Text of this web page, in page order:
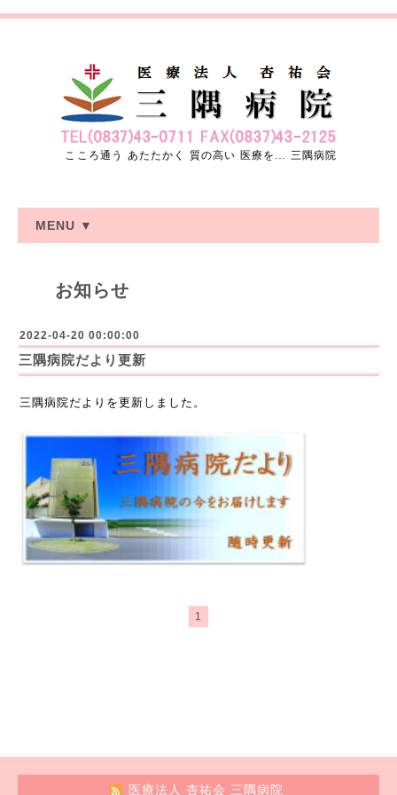
こころ通う あたたかく 質の高い 医療を… 三隅病院
MENU ▼
お知らせ
2022-04-20 00:00:00
三隅病院だより更新
三隅病院だよりを更新しました。
1
医療法人 杏祐会 三隅病院